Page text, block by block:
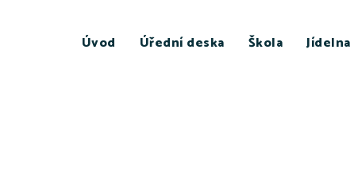
Úvod Úřední deska Škola Jídelna